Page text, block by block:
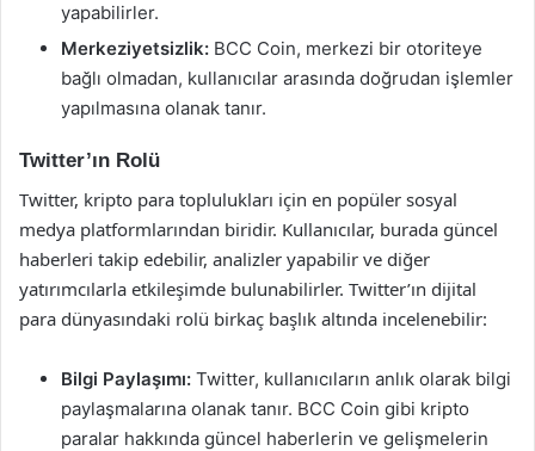
yapabilirler.
Merkeziyetsizlik: BCC Coin, merkezi bir otoriteye
bağlı olmadan, kullanıcılar arasında doğrudan işlemler
yapılmasına olanak tanır.
Twitter’ın Rolü
Twitter, kripto para toplulukları için en popüler sosyal
medya platformlarından biridir. Kullanıcılar, burada güncel
haberleri takip edebilir, analizler yapabilir ve diğer
yatırımcılarla etkileşimde bulunabilirler. Twitter’ın dijital
para dünyasındaki rolü birkaç başlık altında incelenebilir:
Bilgi Paylaşımı: Twitter, kullanıcıların anlık olarak bilgi
paylaşmalarına olanak tanır. BCC Coin gibi kripto
paralar hakkında güncel haberlerin ve gelişmelerin